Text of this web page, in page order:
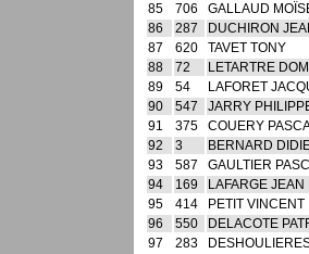
85
706
GALLAUD
86
287
DUCHIRON
87
620
TAVET TONY
88
72
LETARTRE
89
54
LAFORET
90
547
JARRY
91
375
COUERY
92
3
BERNARD
93
587
GAULTIER
94
169
LAFARGE JEAN
95
414
PETIT VINCENT
96
550
DELACOTE
97
283